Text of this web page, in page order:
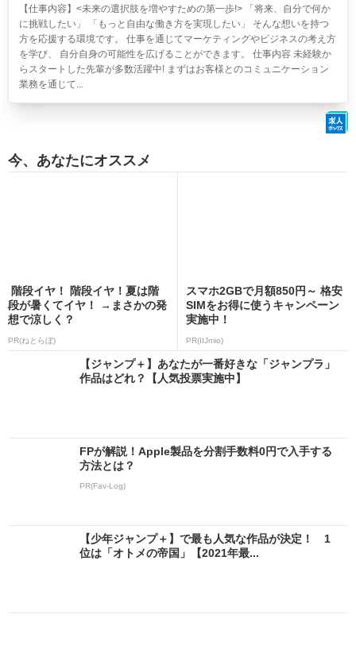
【仕事内容】<未来の選択肢を増やすための第一歩!> 「将来、自分で何か
に挑戦したい」 「もっと自由な働き方を実現したい」 そんな想いを持つ
方を応援する環境です。 仕事を通じてマーケティングやビジネスの考え方
を学び、 自分自身の可能性を広げることができます。 仕事内容 未経験か
らスタートした先輩が多数活躍中! まずはお客様とのコミュニケーション
業務を通じて...
今、あなたにオススメ
階段イヤ！ 階段イヤ！夏は階
段が暑くてイヤ！ →まさかの発
想で涼しく？
PR(ねとらぼ)
スマホ2GBで月額850円～ 格安
SIMをお得に使うキャンペーン
実施中！
PR(IIJmio)
【ジャンプ＋】あなたが一番好きな「ジャンプラ」
作品はどれ？【人気投票実施中】
FPが解説！Apple製品を分割手数料0円で入手する
方法とは？
PR(Fav-Log)
【少年ジャンプ＋】で最も人気な作品が決定！ 1
位は「オトメの帝国」【2021年最...